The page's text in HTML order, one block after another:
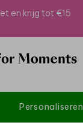
en krijg tot €15
Personaliseren